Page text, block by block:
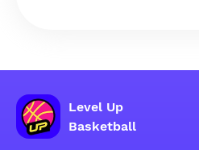
Level Up
Basketball